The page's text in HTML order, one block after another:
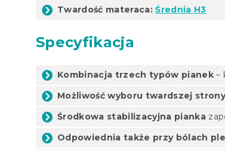
Twardość materaca:Średnia H3
Specyfikacja
Kombinacja trzech typów pianek –
Możliwość wyboru twardszej strony
Środkowa stabilizacyjna pianka
Odpowiednia także przy bólach